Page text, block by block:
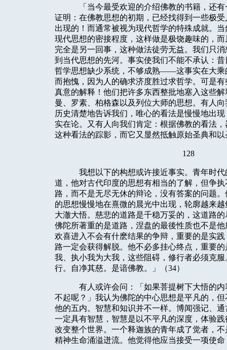
「当今最受欢迎的介绍佛教的书籍，还
证明：在佛教思想的初期，已经找得到一些极
出现的！而通常被视为现代哲学的特殊成就。
现代思想的密接程度，这样做是极饶趣味的，
完全是另一回事，这种做法徒劳无益。我们只
到当代思想的先河。事实使我们不能不承认：
哲学思想缺少系统，不够成熟——这事实在大乘
而抱愧，因为人的确求济度胜过求哲学。可是
真意的解释！他们把许多东西整批地塞入这些
曼、罗素、柏格森以及列位大师的思想。有人
历史清楚地告诉我们，唯心的看法是慢慢地出
实在论。又有人向我们肯定：根据佛教的看法
这种看法的踪影，而它又显然抵触原始圣典和
128
我想以下的构想或许接近事实。青年时
道，他对古代印度的思想有相当的了解，但争
路，而不是无尽无休的辩论，没有答案的问题
的思想慢慢地在熹微的晨光中出现，轮廓越来
大澈大悟。慈悲的道路是千稳万妥的，这道路
佛陀所著重的是道路，涅盘的最後性质也不是
欢喜进入不会有什麽结果的争辩，重要的是实
路一定会获得解脱。他不必多挂心终点，重要
我、执小我为大我，这些阻碍，修行者必须克
行。自净其慈。是谙佛教。」（34）
有人或许会问：「如果菩提树下大悟的
不起呢？」我认为佛陀的中心思想是平凡的，
他的五内。智慧和知识并不一样。博闻强记、
一定具有智慧，智慧是以不平凡的深度，体验
改变整个世界。一个释迦族的青年成了觉者，
精神生命涌溢迸流。他觉得他应当接受一项使